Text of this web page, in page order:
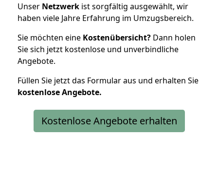
Unser Netzwerk ist sorgfältig ausgewählt, wir
haben viele Jahre Erfahrung im Umzugsbereich.
Sie möchten eine Kostenübersicht? Dann holen
Sie sich jetzt kostenlose und unverbindliche
Angebote.
Füllen Sie jetzt das Formular aus und erhalten Sie
kostenloseAngebote.
Kostenlose Angebote erhalten